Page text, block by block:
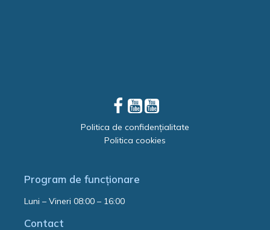
Politica de confidențialitate
Politica cookies
Program de funcționare
Luni – Vineri 08:00 – 16:00
Contact